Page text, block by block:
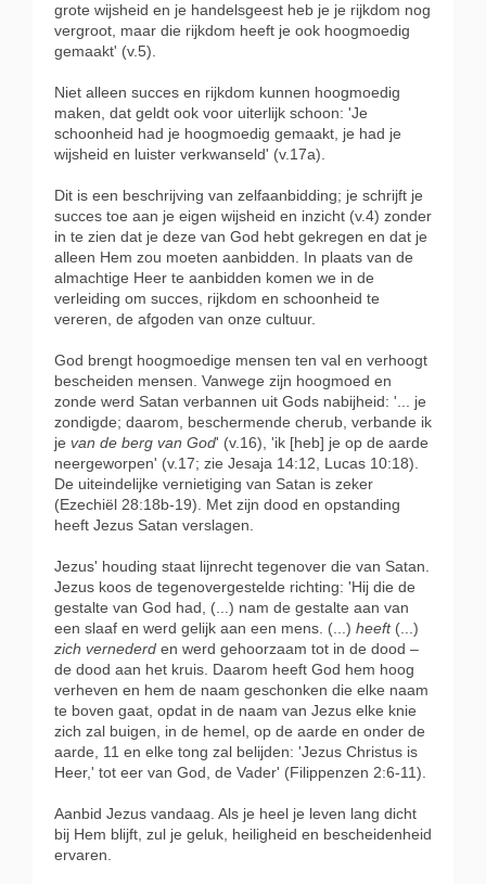
grote wijsheid en je handelsgeest heb je je rijkdom nog
vergroot, maar die rijkdom heeft je ook hoogmoedig
gemaakt' (v.5).
Niet alleen succes en rijkdom kunnen hoogmoedig
maken, dat geldt ook voor uiterlijk schoon: 'Je
schoonheid had je hoogmoedig gemaakt, je had je
wijsheid en luister verkwanseld' (v.17a).
Dit is een beschrijving van zelfaanbidding; je schrijft je
succes toe aan je eigen wijsheid en inzicht (v.4) zonder
in te zien dat je deze van God hebt gekregen en dat je
alleen Hem zou moeten aanbidden. In plaats van de
almachtige Heer te aanbidden komen we in de
verleiding om succes, rijkdom en schoonheid te
vereren, de afgoden van onze cultuur.
God brengt hoogmoedige mensen ten val en verhoogt
bescheiden mensen. Vanwege zijn hoogmoed en
zonde werd Satan verbannen uit Gods nabijheid: '... je
zondigde; daarom, beschermende cherub, verbande ik
je van de berg van God' (v.16), 'ik [heb] je op de aarde
neergeworpen' (v.17; zie Jesaja 14:12, Lucas 10:18).
De uiteindelijke vernietiging van Satan is zeker
(Ezechiël 28:18b-19). Met zijn dood en opstanding
heeft Jezus Satan verslagen.
Jezus' houding staat lijnrecht tegenover die van Satan.
Jezus koos de tegenovergestelde richting: 'Hij die de
gestalte van God had, (...) nam de gestalte aan van
een slaaf en werd gelijk aan een mens. (...) heeft (...)
zich vernederd en werd gehoorzaam tot in de dood –
de dood aan het kruis. Daarom heeft God hem hoog
verheven en hem de naam geschonken die elke naam
te boven gaat, opdat in de naam van Jezus elke knie
zich zal buigen, in de hemel, op de aarde en onder de
aarde, 11 en elke tong zal belijden: 'Jezus Christus is
Heer,' tot eer van God, de Vader' (Filippenzen 2:6-11).
Aanbid Jezus vandaag. Als je heel je leven lang dicht
bij Hem blijft, zul je geluk, heiligheid en bescheidenheid
ervaren.